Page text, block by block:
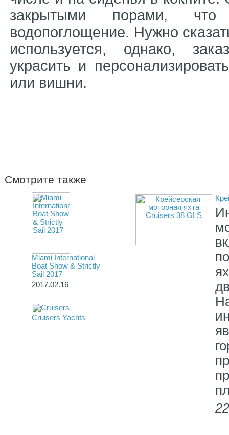
закрытыми порами, что
водопоглощение. Нужно
используется, однако,
украсить и
или вишни.
Смотрите также
Miami International
Boat Show & Strictly
Sail 2017
2017.02.16
Cruisers Yachts